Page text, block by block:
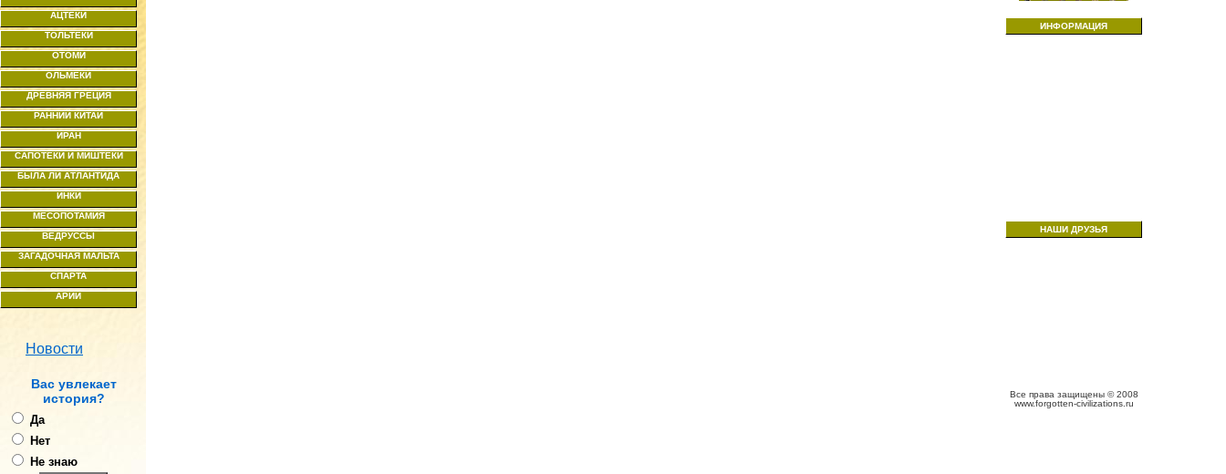
АЦТЕКИ
ТОЛЬТЕКИ
ОТОМИ
ОЛЬМЕКИ
ДРЕВНЯЯ ГРЕЦИЯ
РАННИЙ КИТАЙ
ИРАН
САПОТЕКИ И МИШТЕКИ
БЫЛА ЛИ АТЛАНТИДА
ИНКИ
МЕСОПОТАМИЯ
ВЕДРУССЫ
ЗАГАДОЧНАЯ МАЛЬТА
СПАРТА
АРИИ
Новости
Ваc увлекает
история?
Да
Нет
Не знаю
ИНФОРМАЦИЯ
НАШИ ДРУЗЬЯ
Все права защищены © 2008
www.forgotten-civilizations.ru